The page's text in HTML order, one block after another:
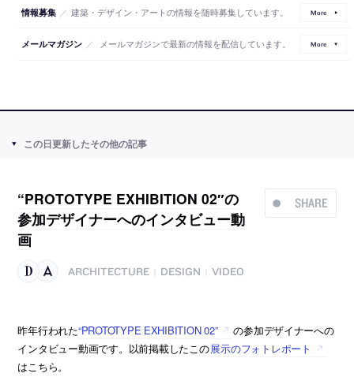
情報募集 ／ 建築・デザイン・アートの情報を随時募集しています。 More
メールマガジン ／ メールマガジンで最新の情報を配信しています。 More
この日更新したその他の記事
SHARE
“PROTOTYPE EXHIBITION 02″の
参加デザイナーへのインタビュー動
画
ARCHITECTURE DESIGN VIDEO
昨年行われた“PROTOTYPE EXHIBITION 02”
の参加デザイナーへの
インタビュー動画です。以前掲載したこの展示のフォトレポート
はこちら。